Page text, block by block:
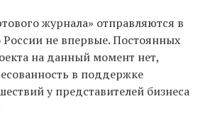
журнала» отправляются в
России не впервые. Постоянных
на данный момент нет,
в поддержке
у представителей бизнеса